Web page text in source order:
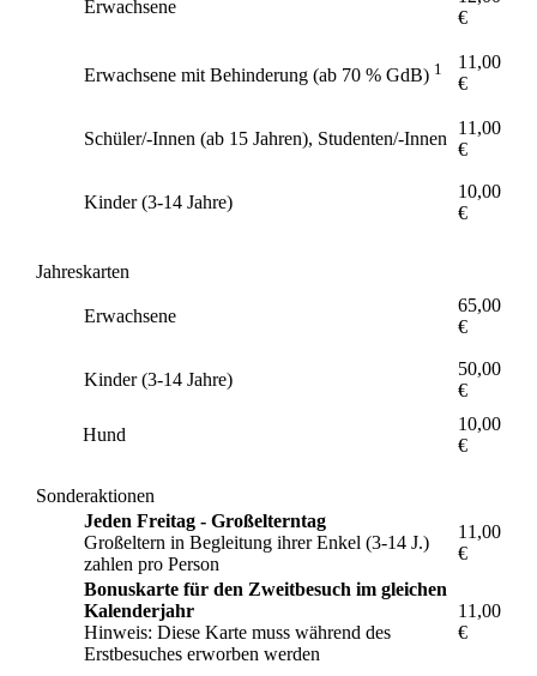
Erwachsene
€
Erwachsene mit Behinderung (ab 70 % GdB) 1
11,00
€
Schüler/-Innen (ab 15 Jahren), Studenten/-Innen
11,00
€
Kinder (3-14 Jahre)
10,00
€
Jahreskarten
Erwachsene
65,00
€
Kinder (3-14 Jahre)
50,00
€
Hund
10,00
€
Sonderaktionen
Jeden Freitag - Großelterntag
Großeltern in Begleitung ihrer Enkel (3-14 J.)
zahlen pro Person
11,00
€
Bonuskarte für den Zweitbesuch im gleichen
Kalenderjahr
Hinweis: Diese Karte muss während des
Erstbesuches erworben werden
11,00
€